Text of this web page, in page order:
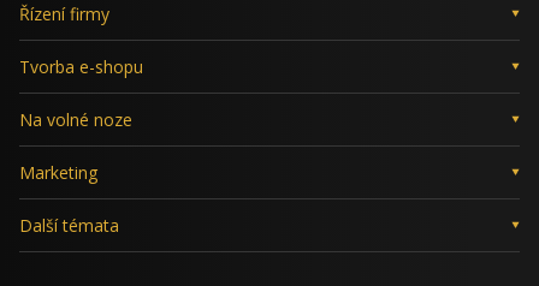
Řízení firmy
Tvorba e-shopu
Na volné noze
Marketing
Další témata